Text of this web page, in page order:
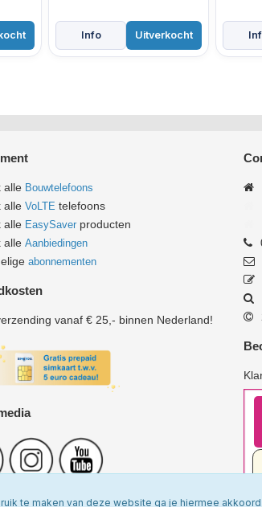
alle Bouwtelefoons
alleVoLTE telefoons
alle EasySaver producten
alleAanbiedingen
abonnementen
vanaf € 25,- binnen Nederland!
te maken van deze website ga je hiermee akkoord.